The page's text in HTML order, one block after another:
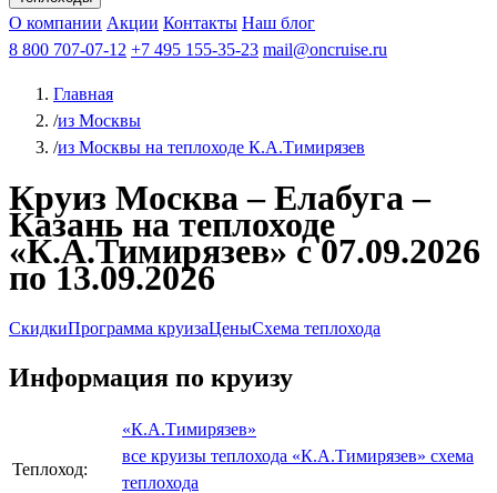
Чебоксарыиз Волгоградаиз Саратова Все города
КазаньВ Нижний НовгородВ ПермьВ Ростов-на-Дону
РыбинскНа СоловкиНа ВалаамПо ОкеПо Енисею
Афанасий Никитин Октябрьская революция
ФединАлександр СвешниковИван
МироновА.С.Попов
О компании Акции Контакты Наш блог
8 800 707-07-12 +7 495 155-35-23 mail@oncruise.ru
Главная
/из Москвы
/из Москвы на теплоходе К.А.Тимирязев
Круиз Москва – Елабуга –
Казань на теплоходе
«К.А.Тимирязев» с 07.09.2026
по 13.09.2026
СкидкиПрограмма круизаЦеныСхема теплохода
Информация по круизу
Теплоход:
«К.А.Тимирязев»
все круизы теплохода «К.А.Тимирязев» схема
теплохода